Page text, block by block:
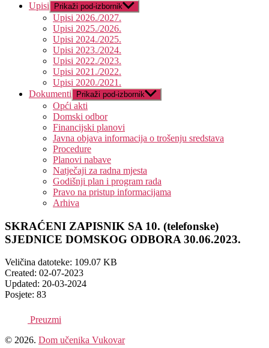
Upisi
Prikaži pod-izbornik
Upisi 2026./2027.
Upisi 2025./2026.
Upisi 2024./2025.
Upisi 2023./2024.
Upisi 2022./2023.
Upisi 2021./2022.
Upisi 2020./2021.
Dokumenti
Prikaži pod-izbornik
Opći akti
Domski odbor
Financijski planovi
Javna objava informacija o trošenju sredstava
Procedure
Planovi nabave
Natječaji za radna mjesta
Godišnji plan i program rada
Pravo na pristup informacijama
Arhiva
SKRAĆENI ZAPISNIK SA 10. (telefonske)
SJEDNICE DOMSKOG ODBORA 30.06.2023.
Veličina datoteke: 109.07 KB
Created: 02-07-2023
Updated: 20-03-2024
Posjete: 83
Preuzmi
© 2026. Dom učenika Vukovar